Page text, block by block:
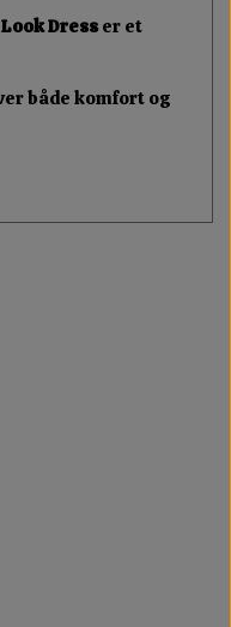
Dresser et
både komfort og